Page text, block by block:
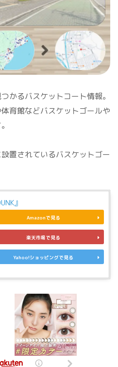
かるバスケットコート情報。
育館などバスケットゴールや
置されているバスケットゴー
』
Amazonで見る
楽天市場で見る
Yahoo!ショッピングで見る